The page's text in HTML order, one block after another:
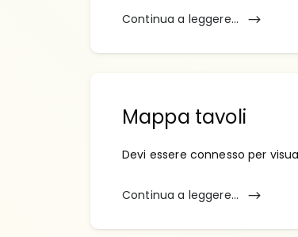
Continua a leggere...
Mappa tavoli
Devi essere connesso per
Continua a leggere...